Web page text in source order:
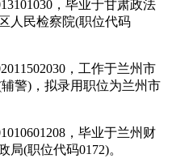
，毕业于甘肃政法
人民检察院(职位代码
，工作于兰州市
警)，拟录用职位为兰州市
，毕业于兰州财
(职位代码0172)。